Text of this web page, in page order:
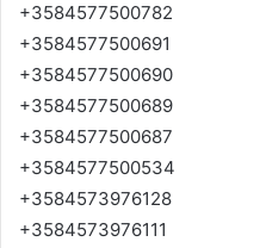
+3584577500782
+3584577500691
+3584577500690
+3584577500689
+3584577500687
+3584577500534
+3584573976128
+3584573976111